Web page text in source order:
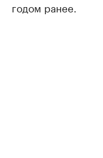
годом ранее.